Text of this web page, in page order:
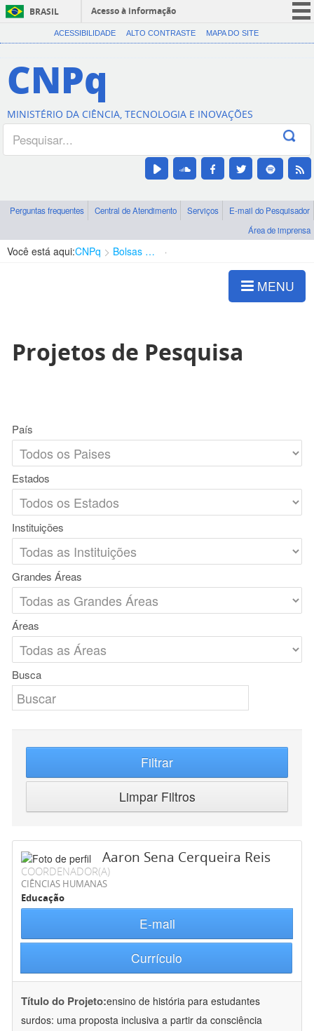
BRASIL
Acesso à informação
CORONAVÍRUS (COVID-19)
Canais
ACESSIBILIDADE ALTO CONTRASTE MAPA DO SITE
CNPq
MINISTÉRIO DA CIÊNCIA, TECNOLOGIA E INOVAÇÕES
Perguntas frequentes Central de Atendimento Serviços
E-mail do Pesquisador
Área de imprensa
Você está aqui:CNPq Bolsas e Auxílios Vigentes
MENU
Projetos de Pesquisa
País
Estados
Instituições
Grandes Áreas
Áreas
Busca
Filtrar
Limpar Filtros
Aaron Sena Cerqueira Reis
COORDENADOR(A)
CIÊNCIAS HUMANAS
Educação
E-mail
Currículo
Título do Projeto:ensino de história para estudantes
surdos: uma proposta inclusiva a partir da consciência